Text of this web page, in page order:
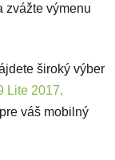
zvážte výmenu
široký výber
Lite 2017,
pre váš mobilný